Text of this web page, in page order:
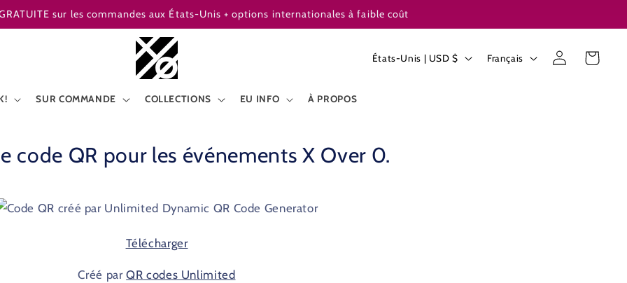
sur les commandes aux États-Unis + options internationales à faible coût
SUR COMMANDE COLLECTIONS EU INFO À PROPOS
États-Unis | USD $ Français Connexion Panier
code QR pour les événements X Over 0.
Télécharger
Créé parQR codes Unlimited